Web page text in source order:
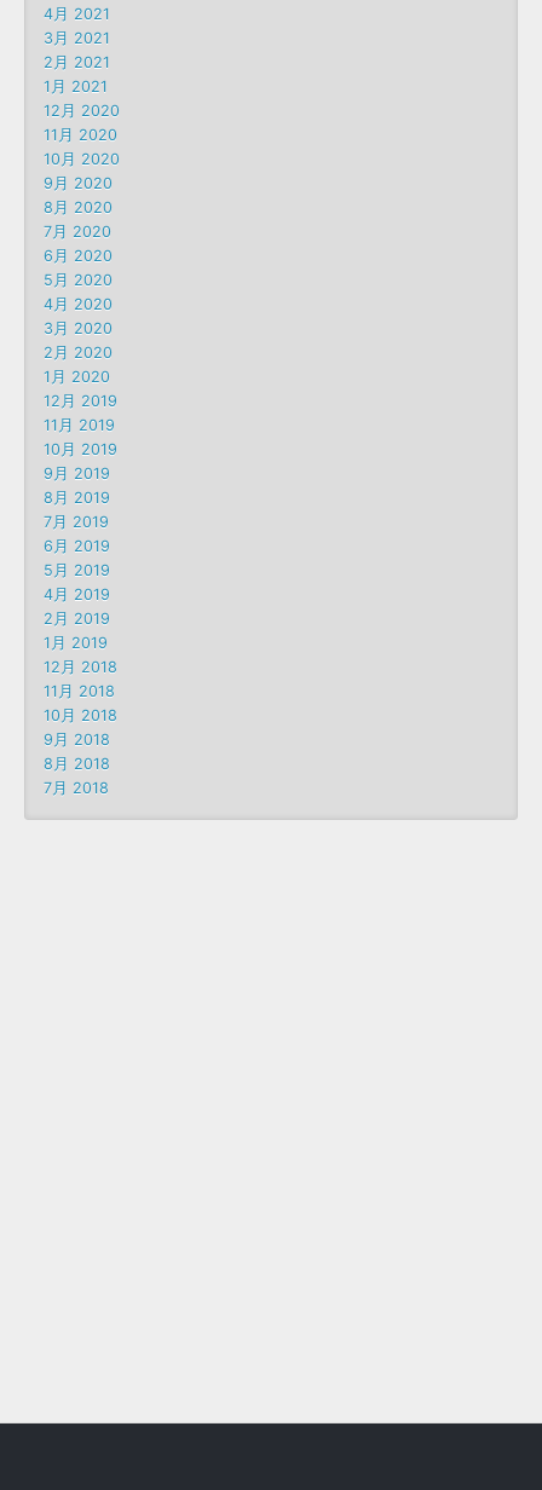
4月 2021
3月 2021
2月 2021
1月 2021
12月 2020
11月 2020
10月 2020
9月 2020
8月 2020
7月 2020
6月 2020
5月 2020
4月 2020
3月 2020
2月 2020
1月 2020
12月 2019
11月 2019
10月 2019
9月 2019
8月 2019
7月 2019
6月 2019
5月 2019
4月 2019
2月 2019
1月 2019
12月 2018
11月 2018
10月 2018
9月 2018
8月 2018
7月 2018